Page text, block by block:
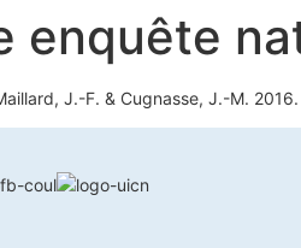
enquête
J.-F. & Cugnasse, J.-M.